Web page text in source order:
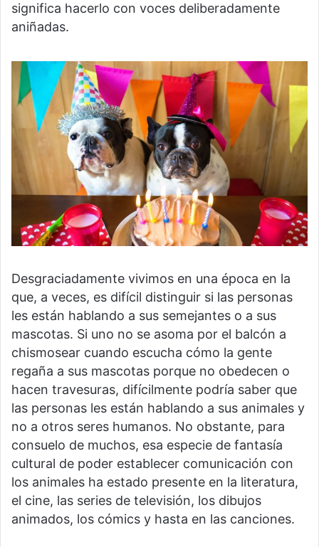
significa hacerlo con voces deliberadamente
aniñadas.
Desgraciadamente vivimos en una época en la
que, a veces, es difícil distinguir si las personas
les están hablando a sus semejantes o a sus
mascotas. Si uno no se asoma por el balcón a
chismosear cuando escucha cómo la gente
regaña a sus mascotas porque no obedecen o
hacen travesuras, difícilmente podría saber que
las personas les están hablando a sus animales y
no a otros seres humanos. No obstante, para
consuelo de muchos, esa especie de fantasía
cultural de poder establecer comunicación con
los animales ha estado presente en la literatura,
el cine, las series de televisión, los dibujos
animados, los cómics y hasta en las canciones.